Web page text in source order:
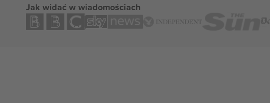
Jak widać w wiadomościach